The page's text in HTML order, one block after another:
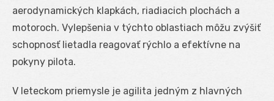
aerodynamických klapkách, riadiacich plochách a
motoroch. Vylepšenia v týchto oblastiach môžu zvýšiť
schopnosť lietadla reagovať rýchlo a efektívne na
pokyny pilota.
V leteckom priemysle je agilita jedným z hlavných